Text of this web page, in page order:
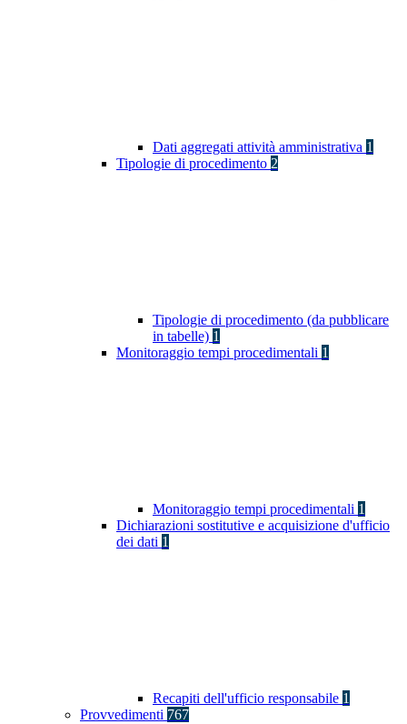
Dati aggregati attività amministrativa 1
Tipologie di procedimento 2
Tipologie di procedimento (da pubblicare
in tabelle) 1
Monitoraggio tempi procedimentali 1
Monitoraggio tempi procedimentali 1
Dichiarazioni sostitutive e acquisizione d'ufficio
dei dati 1
Recapiti dell'ufficio responsabile 1
Provvedimenti 767